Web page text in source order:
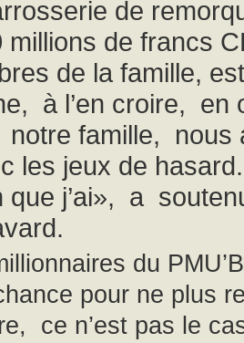
de
millions de francs
de la famille,
à l’en croire, en
famille, nous
les jeux de hasard.
que j’ai», a
du
pour ne plus
ce n’est pas le